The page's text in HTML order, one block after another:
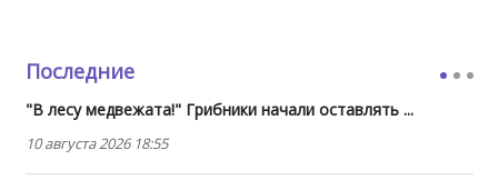
Последние
"В лесу медвежата!" Грибники начали оставлять ...
10 августа 2026 18:55